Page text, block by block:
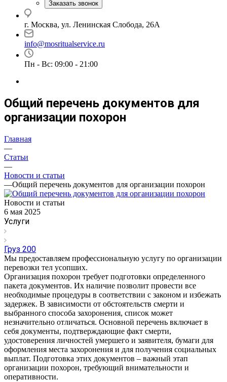
Заказать звонок
г. Москва, ул. Ленинская Слобода, 26А
info@mosritualservice.ru
Пн - Вс: 09:00 - 21:00
Общий перечень документов для
организации похорон
Главная
—
Статьи
—
Новости и статьи
—Общий перечень документов для организации похорон
Новости и статьи
6 мая 2025
Услуги
Груз 200
Мы предоставляем профессиональную услугу по организации
перевозки тел усопших.
Организация похорон требует подготовки определенного
пакета документов. Их наличие позволит провести все
необходимые процедуры в соответствии с законом и избежать
задержек. В зависимости от обстоятельств смерти и
выбранного способа захоронения, список может
незначительно отличаться. Основной перечень включает в
себя документы, подтверждающие факт смерти,
удостоверения личностей умершего и заявителя, бумаги для
оформления места захоронения и для получения социальных
выплат. Подготовка этих документов – важный этап
организации похорон, требующий внимательности и
оперативности.